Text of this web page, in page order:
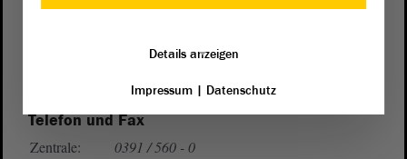
Wegbeschreibung
Telefon und Fax
Zentrale:
0391 / 560 - 0
Details anzeigen
Impressum| Datenschutz